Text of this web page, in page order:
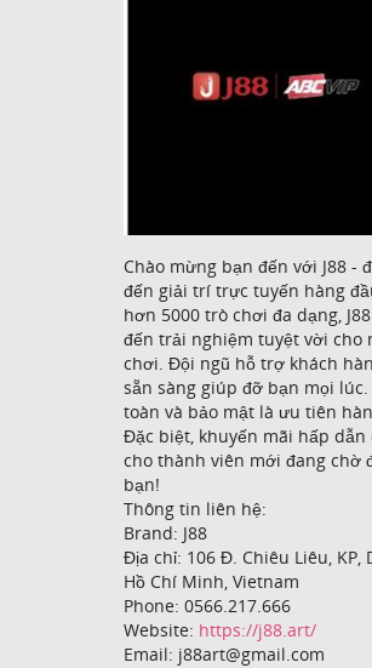
Chào mừng bạn đến với J88 -
đến giải trí trực tuyến hàng
hơn 5000 trò chơi đa dạng,
đến trải nghiệm tuyệt vời cho
chơi. Đội ngũ hỗ trợ khách
sẵn sàng giúp đỡ bạn mọi lúc.
toàn và bảo mật là ưu tiên
Đặc biệt, khuyến mãi hấp dẫn
cho thành viên mới đang chờ
bạn!
Thông tin liên hệ:
Brand: J88
Địa chỉ: 106 Đ. Chiêu Liêu, KP,
Hồ Chí Minh, Vietnam
Phone: 0566.217.666
Website: https://j88.art/
Email: j88art@gmail.com